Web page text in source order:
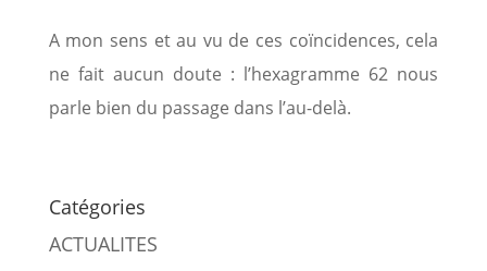
A mon sens et au vu de ces coïncidences, cela
ne fait aucun doute : l’hexagramme 62 nous
parle bien du passage dans l’au-delà.
Catégories
ACTUALITES